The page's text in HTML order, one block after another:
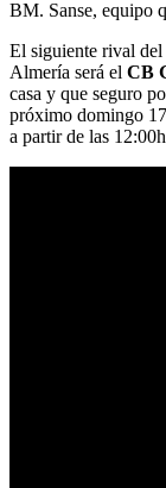
BM. Sanse, equipo
El siguiente rival
Almería será el CB
casa y que seguro
próximo domingo
a partir de las